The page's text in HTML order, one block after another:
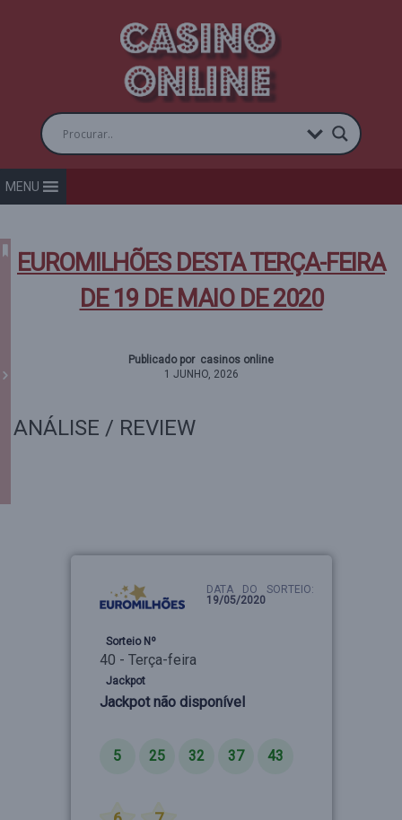
MENU
EUROMILHÕES DESTA TERÇA-FEIRA
DE 19 DE MAIO DE 2020
Publicado por casinos online
1 JUNHO, 2026
ANÁLISE / REVIEW
DATA DO SORTEIO:
19/05/2020
Sorteio Nº
40 - Terça-feira
Jackpot
Jackpot não disponível
5 25 32 37 43